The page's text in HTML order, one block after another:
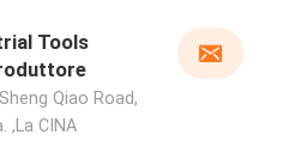
Tools
Qiao Road,
,La CINA